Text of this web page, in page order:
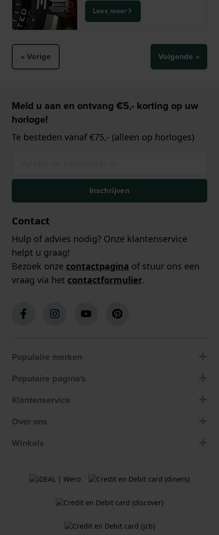
Lees meer
« Vorige Volgende »
Meld u aan en ontvang €5,- korting op uw
horloge!
Te besteden vanaf €75,- (alleen op horloges)
Inschrijven
Contact
Hulp of advies nodig? Onze klantenservice
helpt u graag!
Bezoek onze contactpagina of stuur ons een
vraag via het contactformulier.
Populaire merken
Populaire pagina's
Klantenservice
Over ons
Winkels